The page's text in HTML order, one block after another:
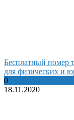
Бесплатный номер
для физических и
0
18.11.2020